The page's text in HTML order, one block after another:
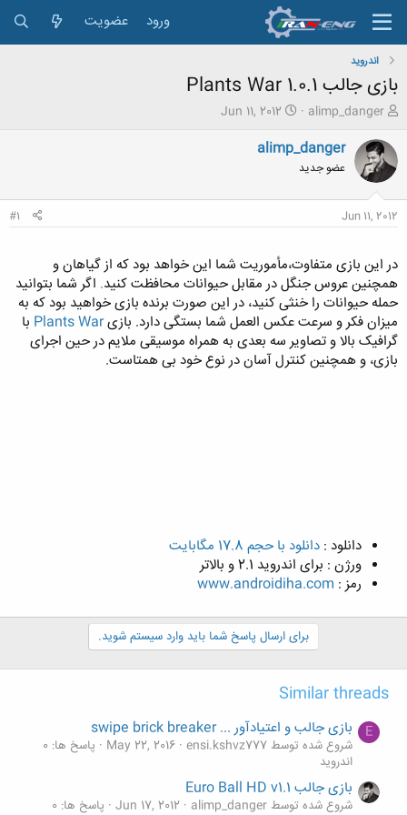
ورود عضویت
اندروید
بازی جالب Plants War 1.0.1
ش
و
ع
ک
م
و
ض
و
ع
alimp_danger
ت
ر
Jun 11, 2012
alimp_danger
عضو جدید
Jun 11, 2012
#1
در این بازی متفاوت،مأموریت شما این خواهد بود که از گیاهان و
همچنین عروس جنگل در مقابل حیوانات محافظت کنید. اگر شما بتوانید
حمله حیوانات را خنثی کنید، در این صورت برنده بازی خواهید بود که به
میزان فکر و سرعت عکس العمل شما بستگی دارد. بازیPlants War با
گرافیک بالا و تصاویر سه بعدی به همراه موسیقی ملایم در حین اجرای
بازی، و همچنین کنترل آسان در نوع خود بی همتاست.​
دانلود : دانلود با حجم 17.8 مگابایت
ورژن : برای اندروید 2.1 و بالاتر
رمز : www.androidiha.com
برای ارسال پاسخ شما باید وارد سیستم شوید.
Similar threads
E بازی جالب و اعتیادآور ... swipe brick breaker
شروع شده توسط ensi.kshvz777 May 22, 2016
پاسخ ها: 0
اندروید
بازی جالب Euro Ball HD v1.1
شروع شده توسط alimp_danger Jun 17, 2012 پاسخ ها: 0